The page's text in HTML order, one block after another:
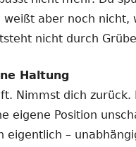
aber noch nicht,
nicht durch
Haltung
Nimmst dich zurück.
eigene Position
eigentlich –